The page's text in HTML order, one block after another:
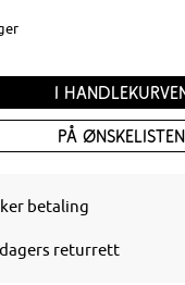
I
På ønskelisten
betaling
returrett